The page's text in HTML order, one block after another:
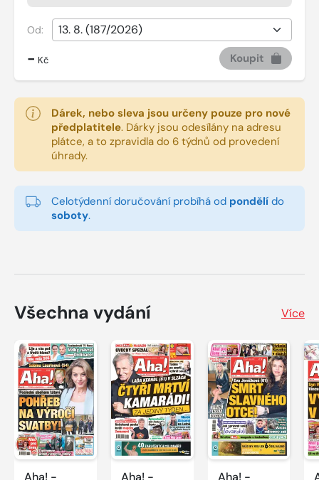
Od:
- Kč Koupit
Dárek, nebo sleva jsou určeny pouze pro nové
předplatitele. Dárky jsou odesílány na adresu
plátce, a to zpravidla do 6 týdnů od provedení
úhrady.
Celotýdenní doručování probíhá od pondělí do
soboty.
Všechna vydání Více
Aha! -
Aha! -
Aha! -